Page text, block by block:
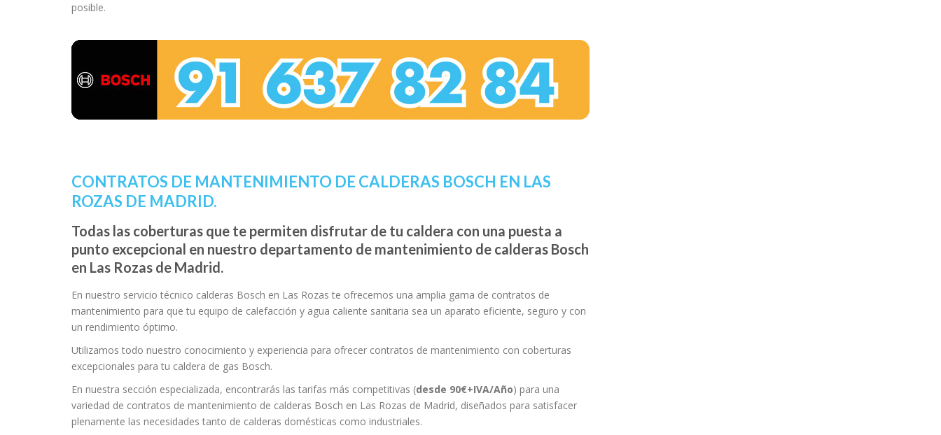
posible.
CONTRATOS DE MANTENIMIENTO DE CALDERAS BOSCH EN LAS
ROZAS DE MADRID.
Todas las coberturas que te permiten disfrutar de tu caldera con una puesta a
punto excepcional en nuestro departamento de mantenimiento de calderas Bosch
en Las Rozas de Madrid.
En nuestro servicio técnico calderas Bosch en Las Rozas te ofrecemos una amplia gama de contratos de
mantenimiento para que tu equipo de calefacción y agua caliente sanitaria sea un aparato eficiente, seguro y con
un rendimiento óptimo.
Utilizamos todo nuestro conocimiento y experiencia para ofrecer contratos de mantenimiento con coberturas
excepcionales para tu caldera de gas Bosch.
En nuestra sección especializada, encontrarás las tarifas más competitivas (desde 90€+IVA/Año) para una
variedad de contratos de mantenimiento de calderas Bosch en Las Rozas de Madrid, diseñados para satisfacer
plenamente las necesidades tanto de calderas domésticas como industriales.